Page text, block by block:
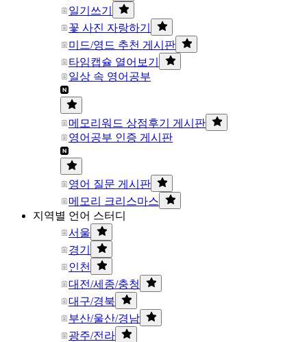
일기쓰기
꽃 사진 자랑하기
미드/영드 추천 게시판
타임캡슐 열어보기
일상 속 영어공부
메모리워드 상점후기 게시판
영어공부 인증 게시판
영어 질문 게시판
메모리 크리스마스
지역별 언어 스터디
서울
경기
인천
대전/세종/충청
대구/경북
부산/울산/경남
광주/전라